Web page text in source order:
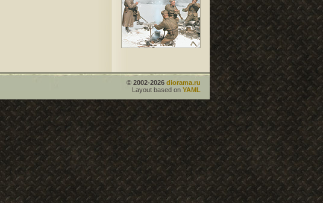
© 2002-2026 diorama.ru
Layout based on YAML